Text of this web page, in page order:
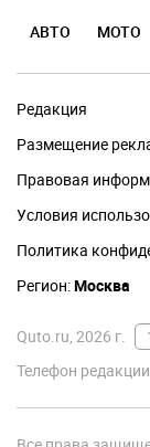
АВТО МОТО
Редакция
Размещение
Правовая
Условия
Политика
Регион:Москва
Quto.ru, 2026 г.
Телефон